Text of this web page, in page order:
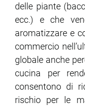
delle piante
ecc.) e che
aromatizzare e
commercio
globale anche
cucina per
consentono di
rischio per le